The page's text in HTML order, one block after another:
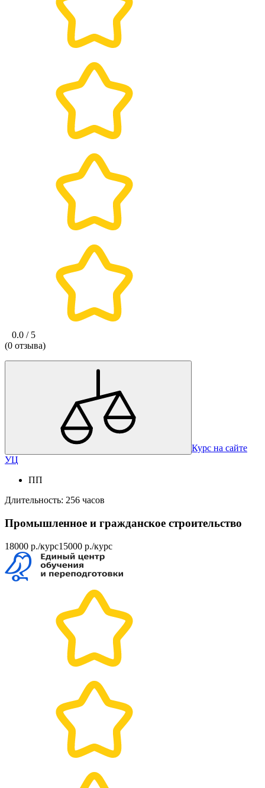
0.0 / 5
(0 отзыва)
Курс на сайте
УЦ
ПП
Длительность: 256 часов
Промышленное и гражданское строительство
18000 р./курс15000 р./курс